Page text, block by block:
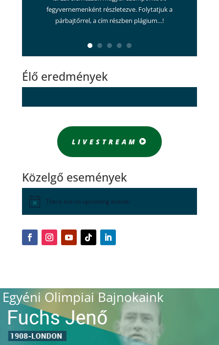
fegyvernemenként részletezve. Folytatjuk a
párbajtőrrel, a cím részben plágium…!
Élő eredmények
LIVESTREAM
Közelgő események
There are no upcoming events.
Egyéni Olimpiai Bajnokaink